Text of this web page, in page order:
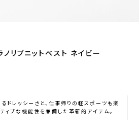
リブニットベスト ネイビー
ドレッシーさと、仕事帰りの軽スポーツも楽
ィブな機能性を兼備した革新的アイテム。